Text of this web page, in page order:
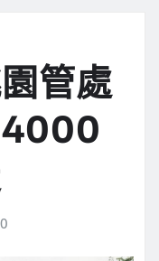
管處
4000
0